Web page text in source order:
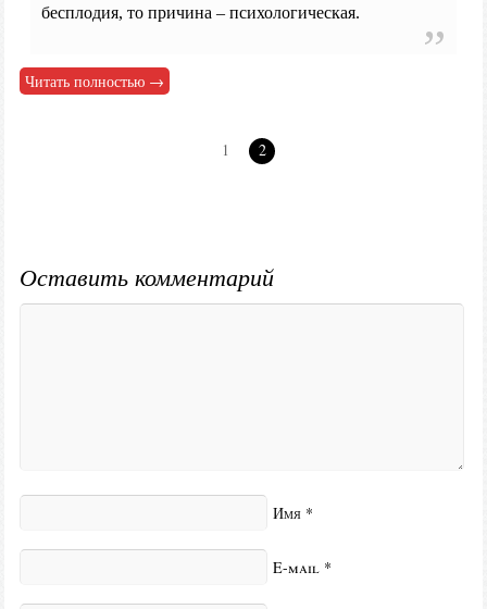
бесплодия, то причина – психологическая.
Читать полностью →
1 2
Оставить комментарий
Имя *
E-mail *